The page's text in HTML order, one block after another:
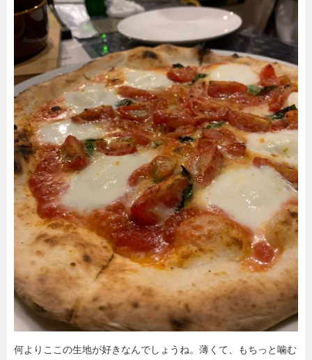
何よりここの生地が好きなんでしょうね。薄くて、もちっと噛む